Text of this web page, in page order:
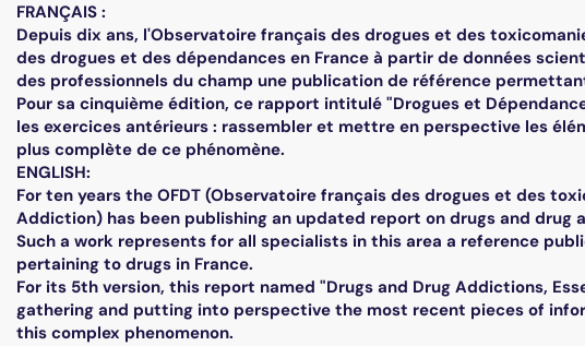
FRANÇAIS :
Depuis dix ans, l'Observatoire français des drogues et des
des drogues et des dépendances en France à partir de données
des professionnels du champ une publication de référence
Pour sa cinquième édition, ce rapport intitulé "Drogues et
les exercices antérieurs : rassembler et mettre en perspective les
plus complète de ce phénomène.
ENGLISH:
For ten years the OFDT (Observatoire français des drogues et des
Addiction) has been publishing an updated report on drugs and
Such a work represents for all specialists in this area a reference
pertaining to drugs in France.
For its 5th version, this report named "Drugs and Drug Addictions,
gathering and putting into perspective the most recent pieces of
this complex phenomenon.